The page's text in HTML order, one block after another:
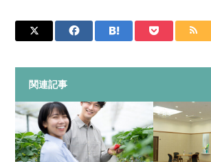
関連記事